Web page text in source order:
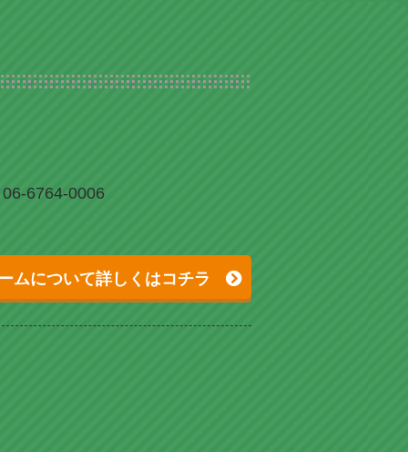
6764-0006
ムについて詳しくはコチラ